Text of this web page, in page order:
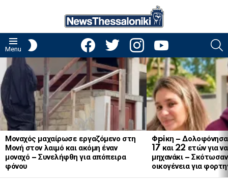
Menu
facebooktwitter instagramyoutube
LATEST
STORIES
Μοναχός μαχαίρωσε εργαζόμενο στη
Μονή στον λαιμό και ακόμη έναν
μοναχό – Συνελήφθη για απόπειρα
φόνου
Φpiκη –
17 και 22 ετών για
μηχανάκι – Σκότωσαν
οικογένεια για